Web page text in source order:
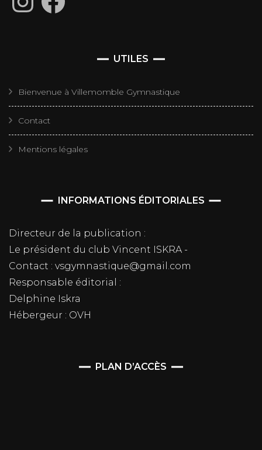
UTILES
Bienvenue à Villemomble Gymnastique
Contact
Mentions légales
INFORMATIONS ÉDITORIALES
Directeur de la publication :
Le président du club Vincent ISKRA -
Contact : vsgymnastique@gmail.com
Responsable éditorial :
Delphine Iskra
Hébergeur : OVH
PLAN D’ACCÈS